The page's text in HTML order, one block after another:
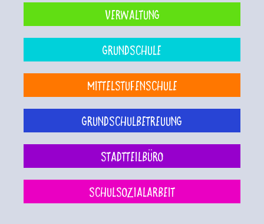
Verwaltung
Grundschule
Mittelstufenschule
Grundschulbetreuung
Stadtteilbüro
Schulsozialarbeit